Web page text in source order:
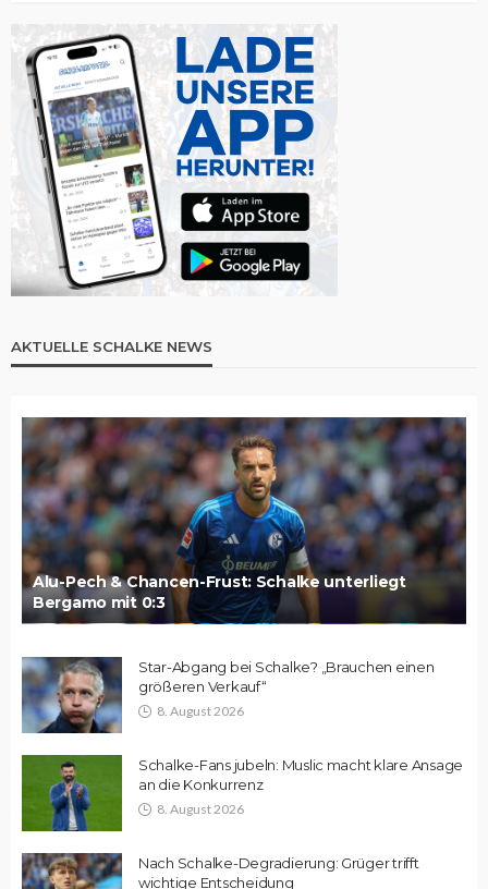
AKTUELLE SCHALKE NEWS
Alu-Pech & Chancen-Frust: Schalke unterliegt
Bergamo mit 0:3
Star-Abgang bei Schalke? „Brauchen einen
größeren Verkauf“
8. August 2026
Schalke-Fans jubeln: Muslic macht klare Ansage
an die Konkurrenz
8. August 2026
Nach Schalke-Degradierung: Grüger trifft
wichtige Entscheidung